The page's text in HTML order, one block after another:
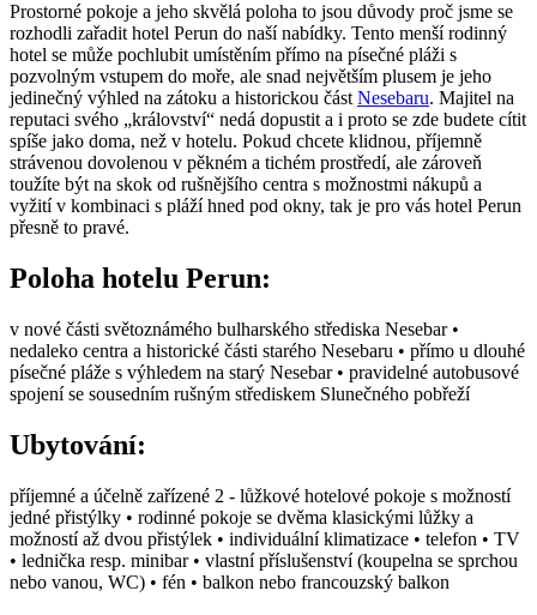
Prostorné pokoje a jeho skvělá poloha to jsou důvody proč jsme se
rozhodli zařadit hotel Perun do naší nabídky. Tento menší rodinný
hotel se může pochlubit umístěním přímo na písečné pláži s
pozvolným vstupem do moře, ale snad největším plusem je jeho
jedinečný výhled na zátoku a historickou část Nesebaru. Majitel na
reputaci svého „království“ nedá dopustit a i proto se zde budete cítit
spíše jako doma, než v hotelu. Pokud chcete klidnou, příjemně
strávenou dovolenou v pěkném a tichém prostředí, ale zároveň
toužíte být na skok od rušnějšího centra s možnostmi nákupů a
vyžití v kombinaci s pláží hned pod okny, tak je pro vás hotel Perun
přesně to pravé.
Poloha hotelu Perun:
v nové části světoznámého bulharského střediska Nesebar •
nedaleko centra a historické části starého Nesebaru • přímo u dlouhé
písečné pláže s výhledem na starý Nesebar • pravidelné autobusové
spojení se sousedním rušným střediskem Slunečného pobřeží
Ubytování:
příjemné a účelně zařízené 2 - lůžkové hotelové pokoje s možností
jedné přistýlky • rodinné pokoje se dvěma klasickými lůžky a
možností až dvou přistýlek • individuální klimatizace • telefon • TV
• lednička resp. minibar • vlastní příslušenství (koupelna se sprchou
nebo vanou, WC) • fén • balkon nebo francouzský balkon